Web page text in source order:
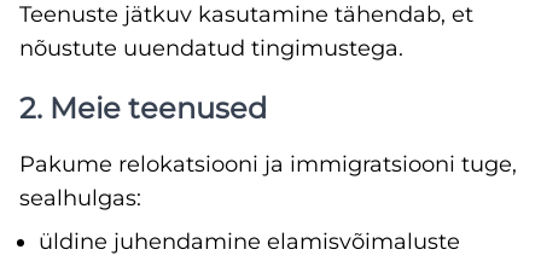
Teenuste jätkuv kasutamine tähendab, et
nõustute uuendatud tingimustega.
2. Meie teenused
Pakume relokatsiooni ja immigratsiooni tuge,
sealhulgas:
üldine juhendamine elamisvõimaluste